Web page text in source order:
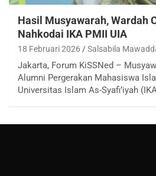
Hasil Musyawarah, Wardah
Nahkodai IKA PMII UIA
18 Februari 2026 Salsabila
Jakarta, Forum KiSSNed –
Alumni Pergerakan Mahasiswa
Universitas Islam As-Syafi’iyah